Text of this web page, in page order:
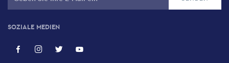
SOZIALE MEDIEN